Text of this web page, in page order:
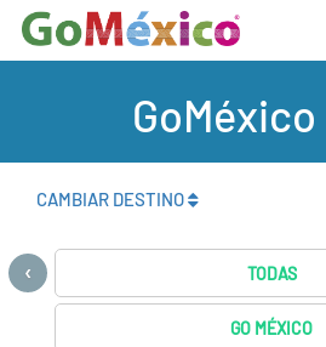
CAMBIAR DESTINO
TODAS
GO MÉXICO
‹